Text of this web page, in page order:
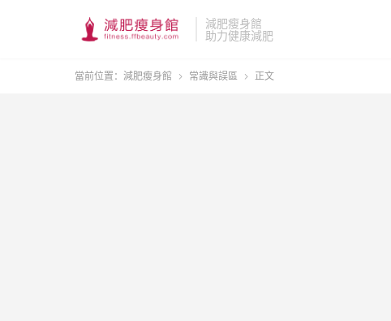
減肥瘦身館
助力健康減肥
當前位置： 減肥瘦身館  常識與誤區  正文